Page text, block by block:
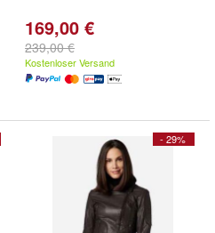
169,00 €
239,00 €
Kostenloser Versand
- 29%